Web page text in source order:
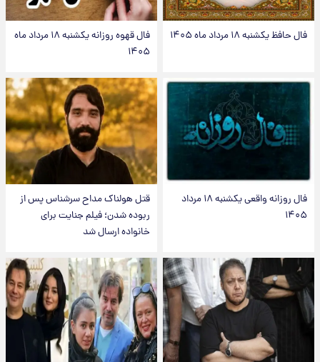
فال حافظ یکشنبه ۱۸ مرداد ماه ۱۴۰۵
فال قهوه روزانه یکشنبه ۱۸ مرداد ماه
۱۴۰۵
فال روزانه واقعی یکشنبه ۱۸ مرداد
۱۴۰۵
قتل هولناک مداح سرشناس پس از
ربوده شدن؛ فیلم جنایت برای
خانواده ارسال شد